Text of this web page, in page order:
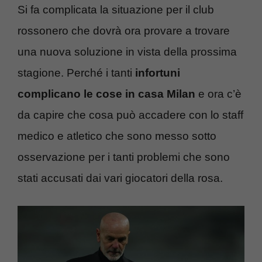
Si fa complicata la situazione per il club
rossonero che dovrà ora provare a trovare
una nuova soluzione in vista della prossima
stagione. Perché i tanti infortuni
complicano le cose in casa Milan e ora c’è
da capire che cosa può accadere con lo staff
medico e atletico che sono messo sotto
osservazione per i tanti problemi che sono
stati accusati dai vari giocatori della rosa.